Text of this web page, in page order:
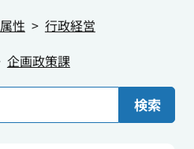
属性
行政経営
企画政策課
検索